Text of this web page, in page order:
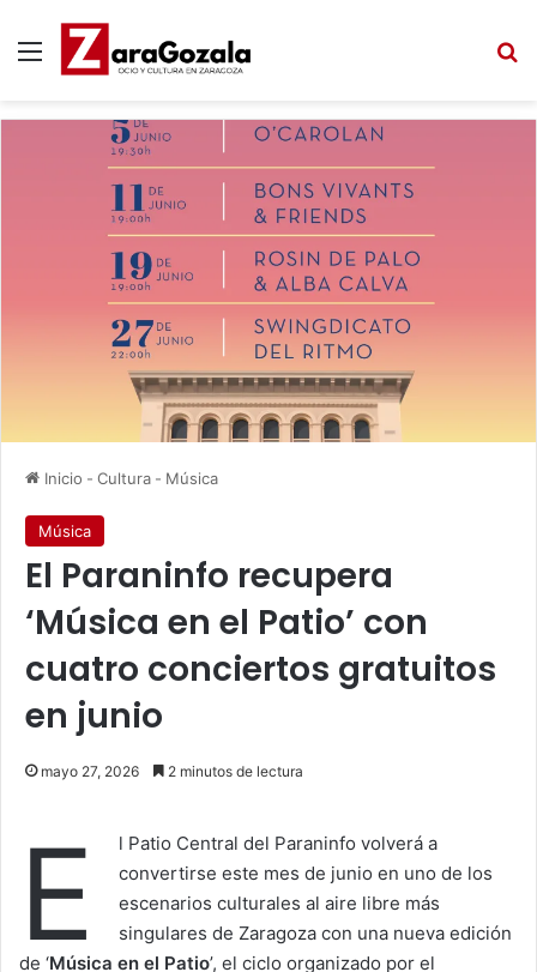
Menú
Inicio - Cultura - Música
Música
El Paraninfo recupera
‘Música en el Patio’ con
cuatro conciertos gratuitos
en junio
mayo 27, 2026 2 minutos de lectura
E
l Patio Central del Paraninfo volverá a
convertirse este mes de junio en uno de los
escenarios culturales al aire libre más
singulares de Zaragoza con una nueva edición
de ‘Música en el Patio’, el ciclo organizado por el